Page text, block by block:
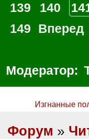
139
140
149
Вперед
Модератор:
Изгнанные
Форум »